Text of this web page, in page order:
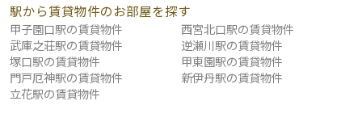
駅から賃貸物件のお部屋を探す
甲子園口駅の賃貸物件
西宮北口駅の賃貸物件
武庫之荘駅の賃貸物件
逆瀬川駅の賃貸物件
塚口駅の賃貸物件
甲東園駅の賃貸物件
門戸厄神駅の賃貸物件
新伊丹駅の賃貸物件
立花駅の賃貸物件